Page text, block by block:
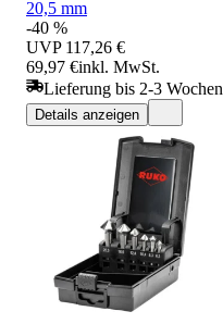
20,5 mm
-40 %
UVP 117,26 €
69,97 €inkl. MwSt.
Lieferung bis 2-3 Wochen
Details anzeigen